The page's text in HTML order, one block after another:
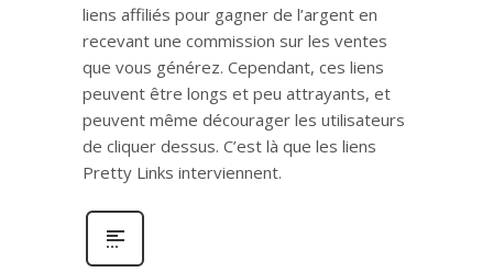
liens affiliés pour gagner de l’argent en
recevant une commission sur les ventes
que vous générez. Cependant, ces liens
peuvent être longs et peu attrayants, et
peuvent même décourager les utilisateurs
de cliquer dessus. C’est là que les liens
Pretty Links interviennent.